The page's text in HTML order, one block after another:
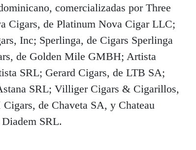
comercializadas por Three
Cigars, de Platinum Nova Cigar LLC;
Inc; Sperlinga, de Cigars Sperlinga
de Golden Mile GMBH; Artista
SRL; Gerard Cigars, de LTB SA;
SRL; Villiger Cigars & Cigarillos,
de Chaveta SA, y Chateau
SRL.